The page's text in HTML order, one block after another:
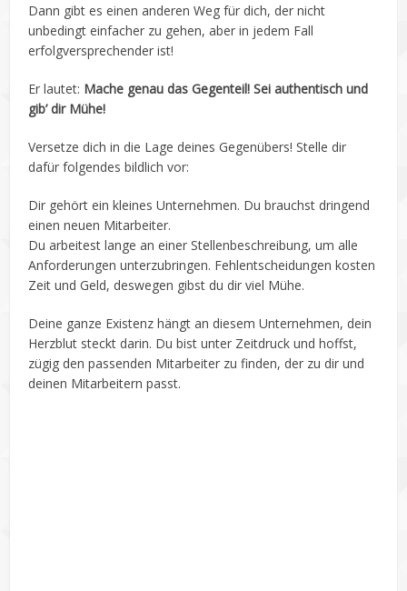
Dann gibt es einen anderen Weg für dich, der nicht
unbedingt einfacher zu gehen, aber in jedem Fall
erfolgversprechender ist!
Er lautet: Mache genau das Gegenteil! Sei authentisch und
gib’ dir Mühe!
Versetze dich in die Lage deines Gegenübers! Stelle dir
dafür folgendes bildlich vor:
Dir gehört ein kleines Unternehmen. Du brauchst dringend
einen neuen Mitarbeiter.
Du arbeitest lange an einer Stellenbeschreibung, um alle
Anforderungen unterzubringen. Fehlentscheidungen kosten
Zeit und Geld, deswegen gibst du dir viel Mühe.
Deine ganze Existenz hängt an diesem Unternehmen, dein
Herzblut steckt darin. Du bist unter Zeitdruck und hoffst,
zügig den passenden Mitarbeiter zu finden, der zu dir und
deinen Mitarbeitern passt.